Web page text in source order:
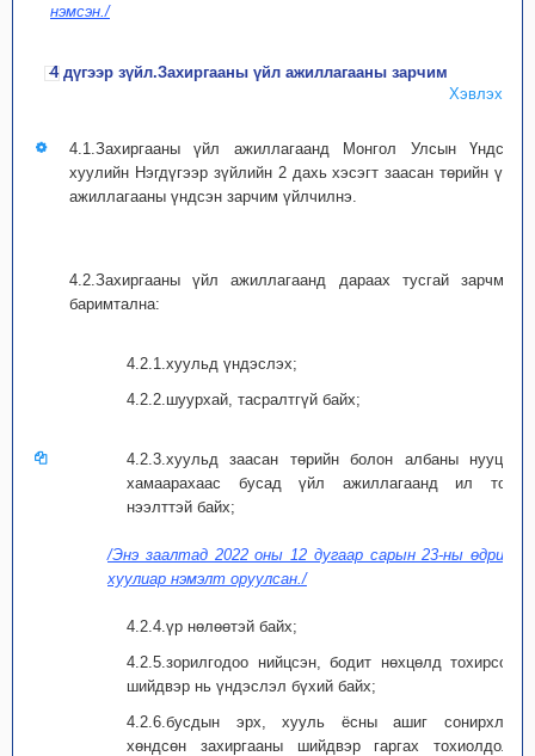
нэмсэн./
4 дүгээр зүйл.Захиргааны үйл ажиллагааны зарчим
Хэвлэх
4.1.Захиргааны үйл ажиллагаанд Монгол Улсын Үндсэн
хуулийн Нэгдүгээр зүйлийн 2 дахь хэсэгт заасан төрийн үйл
ажиллагааны үндсэн зарчим үйлчилнэ.
4.2.Захиргааны үйл ажиллагаанд дараах тусгай зарчмыг
баримтална:
4.2.1.хуульд үндэслэх;
4.2.2.шуурхай, тасралтгүй байх;
4.2.3.хуульд заасан төрийн болон албаны нууцад
хамаарахаас бусад үйл ажиллагаанд ил тод,
нээлттэй байх;
/Энэ заалтад 2022 оны 12 дугаар сарын 23-ны өдрийн
хуулиар нэмэлт оруулсан./
4.2.4.үр нөлөөтэй байх;
4.2.5.зорилгодоо нийцсэн, бодит нөхцөлд тохирсон,
шийдвэр нь үндэслэл бүхий байх;
4.2.6.бусдын эрх, хууль ёсны ашиг сонирхлыг
хөндсөн захиргааны шийдвэр гаргах тохиолдолд